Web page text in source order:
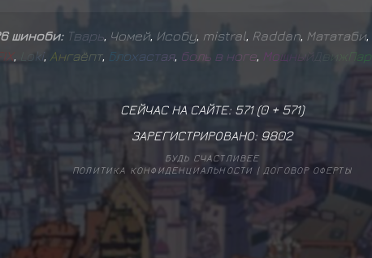
шиноби: Тварь Чомей, Исобу, mistral Raddan Мататаби,
IX ki, Ангаёпт, Блохастая, боль в ноге Мощн й и ар
СЕЙЧАС НА САЙТЕ: 571 (0+ 571)
ЗАРЕГИСТРИРОВАНО: 9802
БУДЬ СЧАСТЛИВЕЕ
ПОЛИТИКА КОНФИДЕНЦИАЛЬНОСТИ |ДОГОВОР ОФЕРТЫ